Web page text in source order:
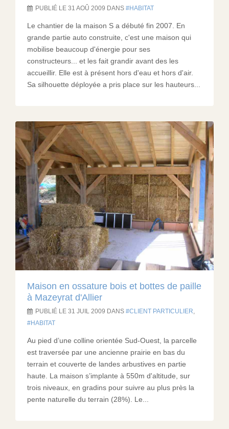
PUBLIÉ LE 31 AOÛ 2009 DANS HABITAT
Le chantier de la maison S a débuté fin 2007. En
grande partie auto construite, c'est une maison qui
mobilise beaucoup d'énergie pour ses
constructeurs... et les fait grandir avant des les
accueillir. Elle est à présent hors d'eau et hors d'air.
Sa silhouette déployée a pris place sur les hauteurs...
Maison en ossature bois et bottes de paille
à Mazeyrat d'Allier
PUBLIÉ LE 31 JUIL 2009 DANS CLIENT PARTICULIER
HABITAT
Au pied d’une colline orientée Sud-Ouest, la parcelle
est traversée par une ancienne prairie en bas du
terrain et couverte de landes arbustives en partie
haute. La maison s’implante à 550m d'altitude, sur
trois niveaux, en gradins pour suivre au plus près la
pente naturelle du terrain (28%). Le...